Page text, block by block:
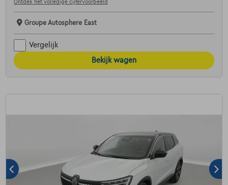
Ontdek het volledige cijfervoorbeeld
Groupe Autosphere East
Vergelijk
Bekijk wagen